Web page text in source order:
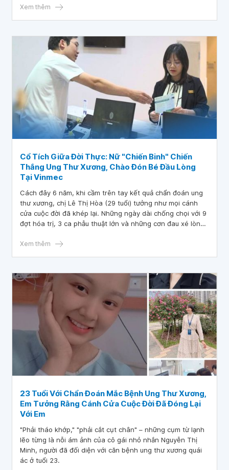
người thân đã từng điều trị và đọc những đánh giá từ các
Xem thêm
Cổ Tích Giữa Đời Thực: Nữ "Chiến Binh" Chiến
Thắng Ung Thư Xương, Chào Đón Bé Đầu Lòng
Tại Vinmec
Cách đây 6 năm, khi cầm trên tay kết quả chẩn đoán ung
thư xương, chị Lê Thị Hòa (29 tuổi) tưởng như mọi cánh
cửa cuộc đời đã khép lại. Những ngày dài chống chọi với 9
đợt hóa trị, 3 ca phẫu thuật lớn và những cơn đau xé lòng
nhỏ, về việc làm mẹ
Xem thêm
23 Tuổi Với Chẩn Đoán Mắc Bệnh Ung Thư Xương,
Em Tưởng Rằng Cánh Cửa Cuộc Đời Đã Đóng Lại
Với Em
"Phải tháo khớp," "phải cắt cụt chân" – những cụm từ lạnh
lẽo từng là nỗi ám ảnh của cô gái nhỏ nhắn Nguyễn Thị
Minh, người đã đối diện với căn bệnh ung thư xương quái
ác ở tuổi 23.